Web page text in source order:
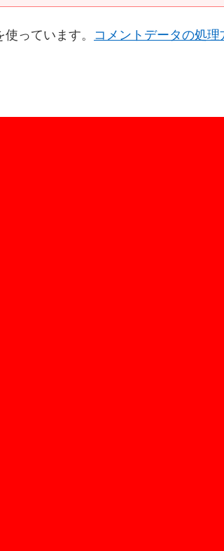
っています。 コメントデータの処理